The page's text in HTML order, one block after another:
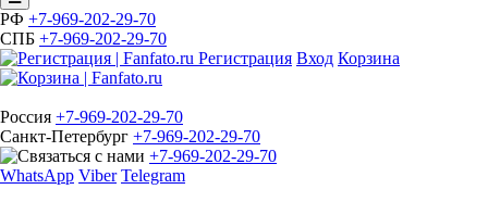
РФ +7-969-202-29-70
СПБ +7-969-202-29-70
Регистрация Вход Корзина
Россия +7-969-202-29-70
Санкт-Петербург +7-969-202-29-70
+7-969-202-29-70
WhatsApp Viber Telegram